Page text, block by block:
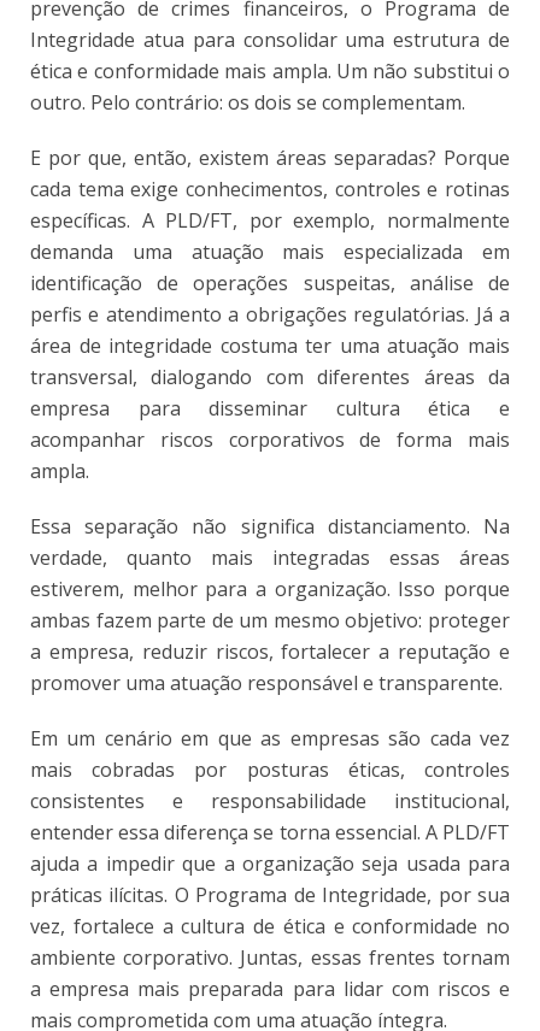
prevenção de crimes financeiros, o Programa de
Integridade atua para consolidar uma estrutura de
ética e conformidade mais ampla. Um não substitui o
outro. Pelo contrário: os dois se complementam.
E por que, então, existem áreas separadas? Porque
cada tema exige conhecimentos, controles e rotinas
específicas. A PLD/FT, por exemplo, normalmente
demanda uma atuação mais especializada em
identificação de operações suspeitas, análise de
perfis e atendimento a obrigações regulatórias. Já a
área de integridade costuma ter uma atuação mais
transversal, dialogando com diferentes áreas da
empresa para disseminar cultura ética e
acompanhar riscos corporativos de forma mais
ampla.
Essa separação não significa distanciamento. Na
verdade, quanto mais integradas essas áreas
estiverem, melhor para a organização. Isso porque
ambas fazem parte de um mesmo objetivo: proteger
a empresa, reduzir riscos, fortalecer a reputação e
promover uma atuação responsável e transparente.
Em um cenário em que as empresas são cada vez
mais cobradas por posturas éticas, controles
consistentes e responsabilidade institucional,
entender essa diferença se torna essencial. A PLD/FT
ajuda a impedir que a organização seja usada para
práticas ilícitas. O Programa de Integridade, por sua
vez, fortalece a cultura de ética e conformidade no
ambiente corporativo. Juntas, essas frentes tornam
a empresa mais preparada para lidar com riscos e
mais comprometida com uma atuação íntegra.